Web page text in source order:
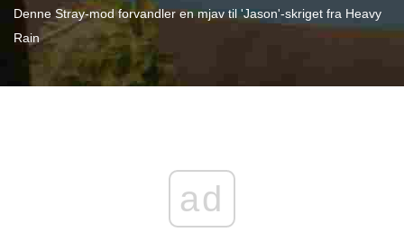
Denne Stray-mod forvandler en mjav til 'Jason'-skriget fra Heavy
Rain
ad